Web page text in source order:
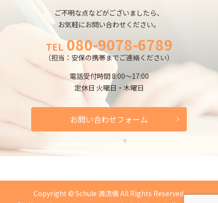
ご不明な点などがございましたら、
お気軽にお問い合わせください。
TEL 080-9078-6789
（担当：安保の携帯までご連絡ください）
電話受付時間 8:00～17:00
定休日 火曜日・木曜日
お問い合わせフォーム
Copyright © Schule 満流儀 All Rights Reserved.